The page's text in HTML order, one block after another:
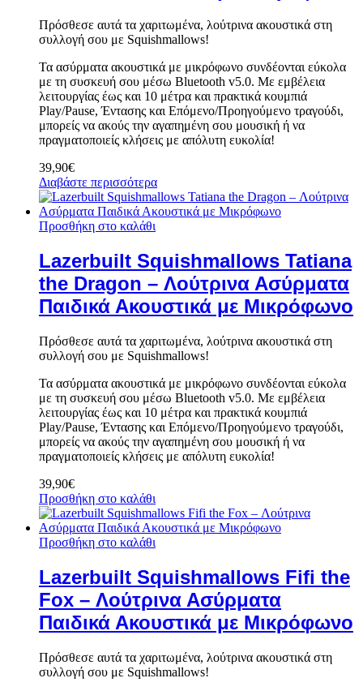
Πρόσθεσε αυτά τα χαριτωμένα, λούτρινα ακουστικά στη
συλλογή σου με Squishmallows!
Τα ασύρματα ακουστικά με μικρόφωνο συνδέονται εύκολα
με τη συσκευή σου μέσω Bluetooth v5.0. Με εμβέλεια
λειτουργίας έως και 10 μέτρα και πρακτικά κουμπιά
Play/Pause, Έντασης και Επόμενο/Προηγούμενο τραγούδι,
μπορείς να ακούς την αγαπημένη σου μουσική ή να
πραγματοποιείς κλήσεις με απόλυτη ευκολία!
39,90€
Διαβάστε περισσότερα
Προσθήκη στο καλάθι
Lazerbuilt Squishmallows Tatiana
the Dragon – Λούτρινα Ασύρματα
Παιδικά Ακουστικά με Μικρόφωνο
Πρόσθεσε αυτά τα χαριτωμένα, λούτρινα ακουστικά στη
συλλογή σου με Squishmallows!
Τα ασύρματα ακουστικά με μικρόφωνο συνδέονται εύκολα
με τη συσκευή σου μέσω Bluetooth v5.0. Με εμβέλεια
λειτουργίας έως και 10 μέτρα και πρακτικά κουμπιά
Play/Pause, Έντασης και Επόμενο/Προηγούμενο τραγούδι,
μπορείς να ακούς την αγαπημένη σου μουσική ή να
πραγματοποιείς κλήσεις με απόλυτη ευκολία!
39,90€
Προσθήκη στο καλάθι
Προσθήκη στο καλάθι
Lazerbuilt Squishmallows Fifi the
Fox – Λούτρινα Ασύρματα
Παιδικά Ακουστικά με Μικρόφωνο
Πρόσθεσε αυτά τα χαριτωμένα, λούτρινα ακουστικά στη
συλλογή σου με Squishmallows!